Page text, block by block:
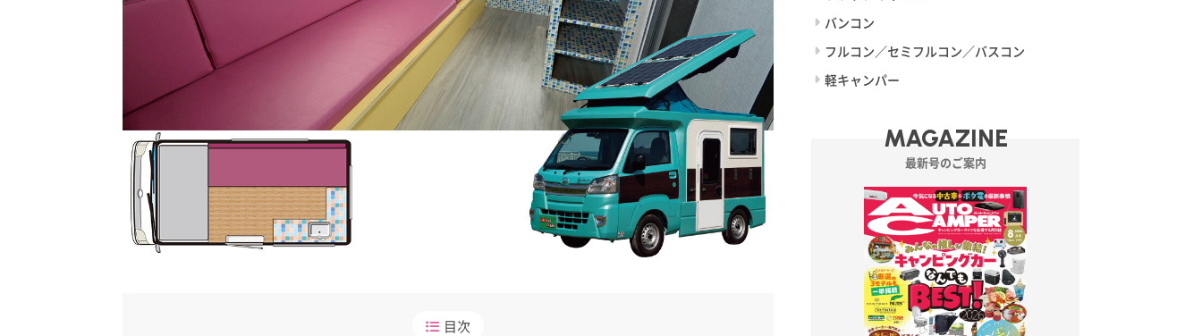
目次
バンコン
フルコン／セミフルコン／バスコン
軽キャンパー
MAGAZINE
最新号のご案内